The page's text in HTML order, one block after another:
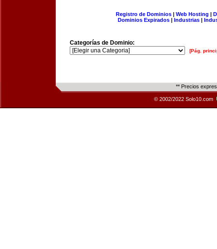
Registro de Dominios| Web Hosting |
Dominios Expirados | Industrias |
Categorías de Dominio:
[Pág.
** Precios
© 2002/2022 Solo10.com